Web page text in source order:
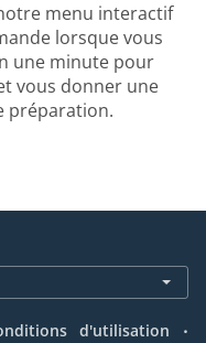
menu interactif
lorsque vous
une minute pour
vous donner une
préparation.
d'utilisation .